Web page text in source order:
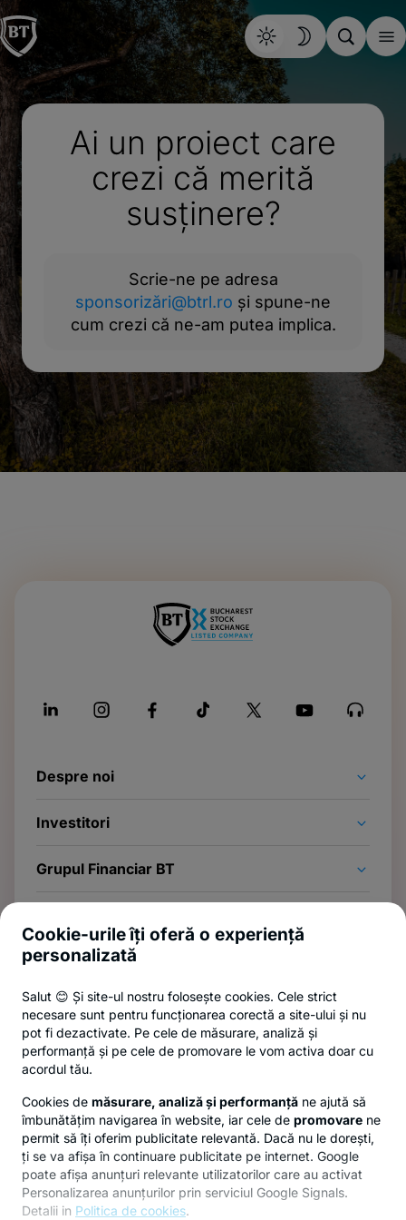
Ai un proiect care
crezi că merită
susținere?
Scrie-ne pe adresa
sponsorizări@btrl.ro și spune-ne
cum crezi că ne-am putea implica.
Despre noi
Investitori
Grupul Financiar BT
Abonează-te la newsletter
Și afli primul noutățile de pe Newsroom & Blogul BT.
Privacy HubPolitica de confidențialitatePolitica de cookies
Cookie-urile îți oferă o experiență
personalizată
Salut 😊 Și site-ul nostru folosește cookies. Cele strict
necesare sunt pentru funcționarea corectă a site-ului și nu
pot fi dezactivate. Pe cele de măsurare, analiză și
performanță și pe cele de promovare le vom activa doar cu
acordul tău.
Cookies de măsurare, analiză și performanță ne ajută să
îmbunătățim navigarea în website, iar cele de promovare ne
permit să îți oferim publicitate relevantă. Dacă nu le dorești,
ți se va afișa în continuare publicitate pe internet. Google
poate afișa anunțuri relevante utilizatorilor care au activat
Personalizarea anunțurilor prin serviciul Google Signals.
Detalii in Politica de cookies.